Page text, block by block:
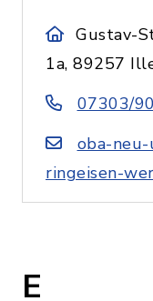
Gustav-
1a, 89257
07303/
oba-
ringeisen-
E